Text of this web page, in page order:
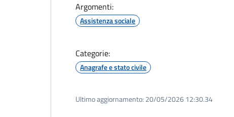
Argomenti:
Assistenza sociale
Categorie:
Anagrafe e stato civile
Ultimo aggiornamento: 20/05/2026 12:30.34